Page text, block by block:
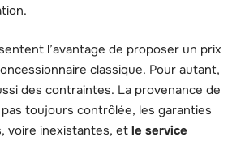
l’avantage de proposer un prix
classique. Pour autant,
des contraintes. La provenance de
pas toujours contrôlée, les garanties
voire inexistantes, et le service